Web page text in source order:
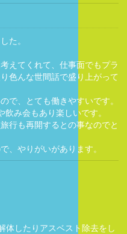
た。
えてくれて、仕事面でもプラ
色んな世間話で盛り上がって
で、とても働きやすいです。
み会もあり楽しいです。
行も再開するとの事なのでと
、やりがいがあります。
体したりアスベスト除去をし